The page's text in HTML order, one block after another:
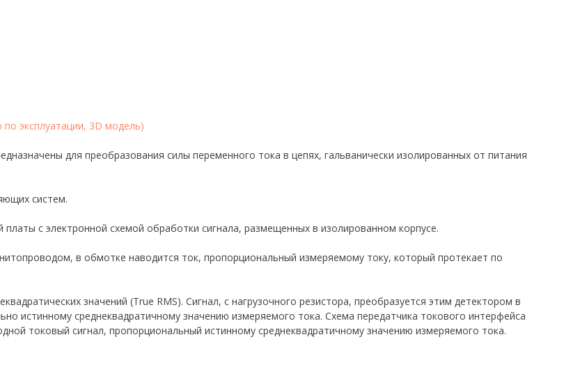
эксплуатации, 3D модель)
для преобразования силы переменного тока в цепях, гальванически изолированных от питания
систем.
с электронной схемой обработки сигнала, размещенных в изолированном корпусе.
в обмотке наводится ток, пропорциональный измеряемому току, который протекает по
значений (True RMS). Сигнал, с нагрузочного резистора, преобразуется этим детектором в
истинному среднеквадратичному значению измеряемого тока. Схема передатчика токового интерфейса
токовый сигнал, пропорциональный истинному среднеквадратичному значению измеряемого тока.